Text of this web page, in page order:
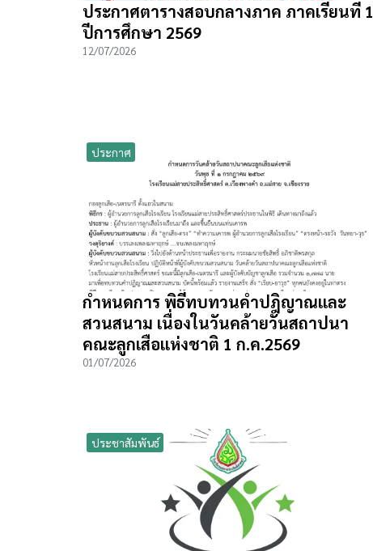
ประกาศตารางสอบกลางภาค ภาคเรียนที่ 1
ปีการศึกษา 2569
12/07/2026
ประกาศ
กำหนดการ พิธีทบทวนคำปฎิญาณและ
สวนสนาม เนื่องในวันคล้ายวันสถาปนา
คณะลูกเสือแห่งชาติ 1 ก.ค.2569
01/07/2026
ประชาสัมพันธ์